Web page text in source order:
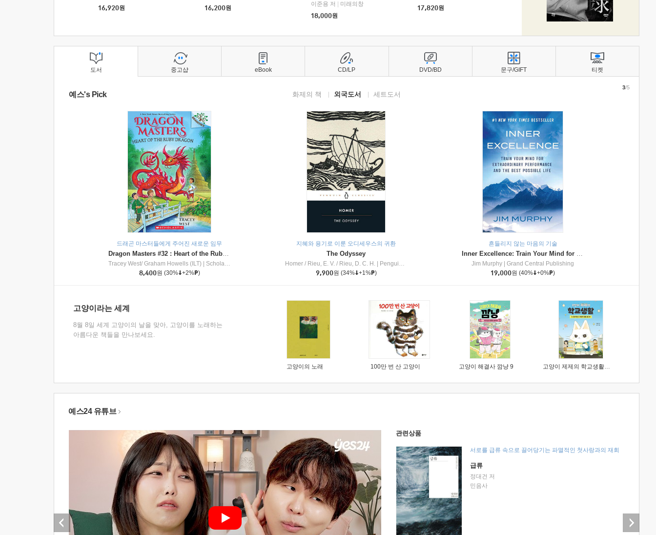
16,920원
16,200원
이준용 저
미래의창
18,000원
17,820원
도서
예스's Pick 화제의 책 외국도서 세트도서
드래곤 마스터들에게 주어진 새로운 임무
Dragon Masters #32 : Heart of the Ruby Dragon (A Branches Book)
Tracey West/ Graham Howells (ILT)
Scholastic Inc
8,400원 (30% +2% )
지혜와 용기로 이룬 오디세우스의 귀환
The Odyssey
Homer / Rieu, E. V. / Rieu, D. C. H.
Penguin Group
9,900원 (34% +1% )
흔들리지 않는 마음의 기술
Inner Excellence: Train Your Mind for Extraordinary Performance and the Best Possible Life
Jim Murphy
Grand Central Publishing
19,000원 (40% +0% )
3/5
고양이라는 세계
8월 8일 세계 고양이의 날을 맞아, 고양이를 노래하는
아름다운 책들을 만나보세요.
고양이의 노래 100만 번 산 고양이 고양이 해결사 깜냥 9 고양이 제제의 학교생활 1 : 초등학생이 이렇게 힘들 줄이야
중고샵 eBook CD/LP DVD/BD 문구/GIFT 티켓
예스24 유튜브
관련상품
서로를 급류 속으로 끌어당기는 파멸적인 첫사랑과의 재회
급류
정대건 저
민음사